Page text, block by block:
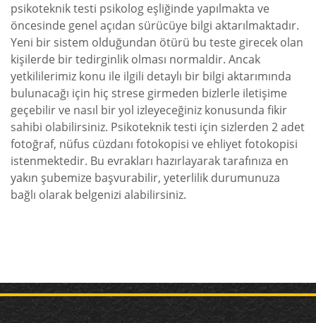
psikoteknik testi psikolog eşliğinde yapılmakta ve
öncesinde genel açıdan sürücüye bilgi aktarılmaktadır.
Yeni bir sistem olduğundan ötürü bu teste girecek olan
kişilerde bir tedirginlik olması normaldir. Ancak
yetkililerimiz konu ile ilgili detaylı bir bilgi aktarımında
bulunacağı için hiç strese girmeden bizlerle iletişime
geçebilir ve nasıl bir yol izleyeceğiniz konusunda fikir
sahibi olabilirsiniz. Psikoteknik testi için sizlerden 2 adet
fotoğraf, nüfus cüzdanı fotokopisi ve ehliyet fotokopisi
istenmektedir. Bu evrakları hazırlayarak tarafınıza en
yakın şubemize başvurabilir, yeterlilik durumunuza
bağlı olarak belgenizi alabilirsiniz.